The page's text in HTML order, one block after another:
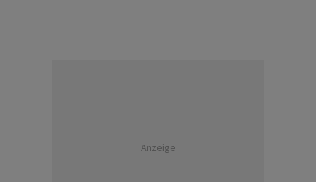
Anzeige